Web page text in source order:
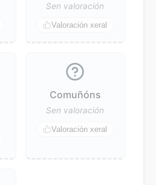
Sen valoración
Valoración xeral
Comuñóns
Sen valoración
Valoración xeral